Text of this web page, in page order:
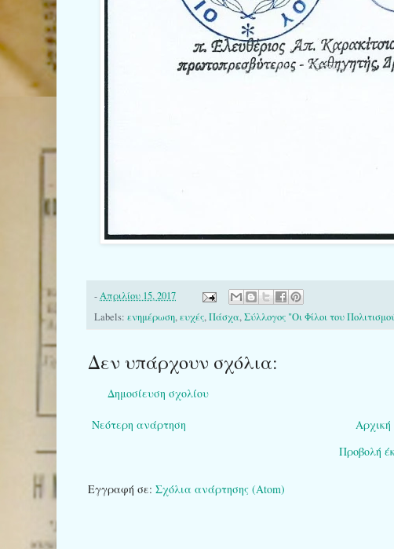
-Απριλίου 15, 2017
Labels: ενημέρωση,ευχές,Πάσχα,Σύλλογος "Οι Φίλοι του
Δεν υπάρχουν σχόλια:
Δημοσίευση σχολίου
Νεότερη ανάρτηση
Αρχική
Προβολή
Εγγραφή σε: Σχόλια ανάρτησης (Atom)